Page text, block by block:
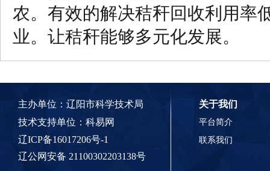
农。有效的解决秸秆回收利用率
业。让秸秆能够多元化发展。
主办单位：辽阳市科学技术局
技术支持单位： 科易网
辽ICP备16017206号-1
辽公网安备 21100302203138号
关于我们
平台简介
联系我们